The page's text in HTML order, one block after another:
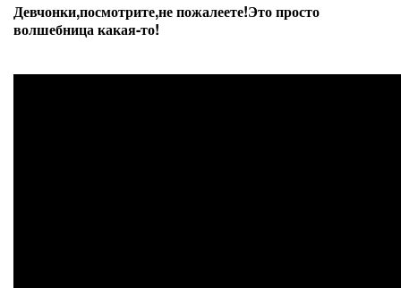
Девчонки,посмотрите,не пожалеете!Это просто
волшебница какая-то!